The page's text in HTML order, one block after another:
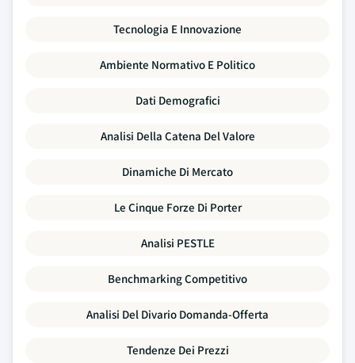
Tecnologia E Innovazione
Ambiente Normativo E Politico
Dati Demografici
Analisi Della Catena Del Valore
Dinamiche Di Mercato
Le Cinque Forze Di Porter
Analisi PESTLE
Benchmarking Competitivo
Analisi Del Divario Domanda-Offerta
Tendenze Dei Prezzi